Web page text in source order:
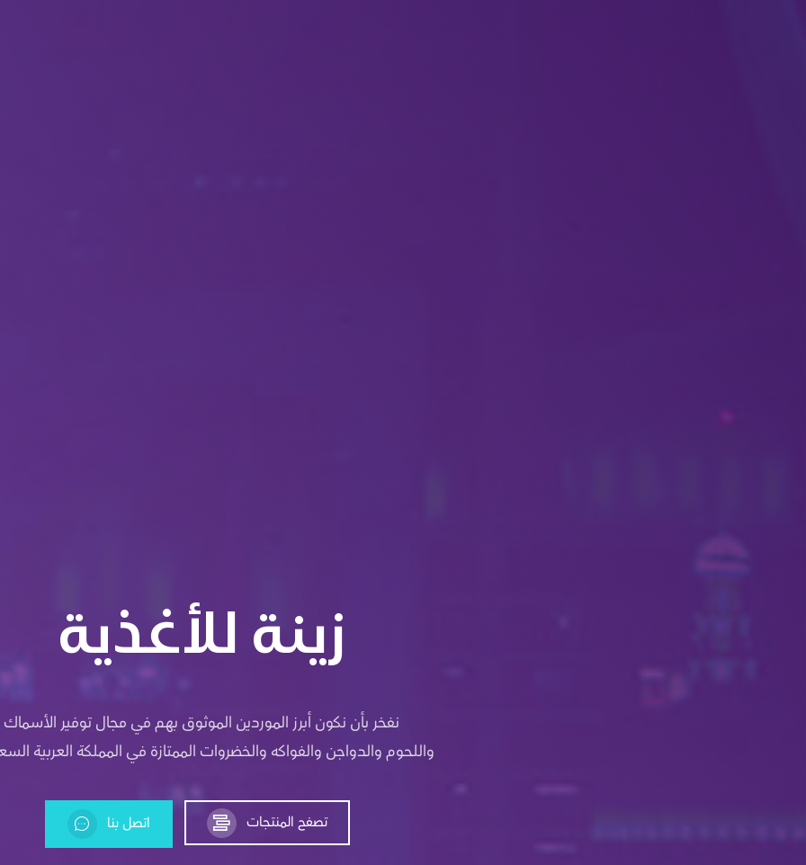
زينة للأغذية
نفخر بأن نكون أبرز الموردين الموثوق بهم في مجال توفير الأسماك
واللحوم والدواجن والفواكه والخضروات الممتازة في المملكة العربية
اتصل بنا تصفح المنتجات